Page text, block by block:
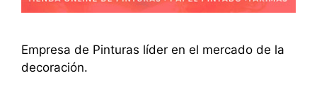
Empresa de Pinturas líder en el mercado de la
decoración.